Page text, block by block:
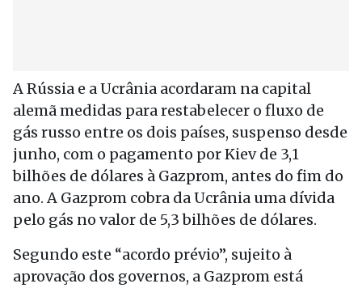
A Rússia e a Ucrânia acordaram na capital
alemã medidas para restabelecer o fluxo de
gás russo entre os dois países, suspenso desde
junho, com o pagamento por Kiev de 3,1
bilhões de dólares à Gazprom, antes do fim do
ano. A Gazprom cobra da Ucrânia uma dívida
pelo gás no valor de 5,3 bilhões de dólares.
Segundo este “acordo prévio”, sujeito à
aprovação dos governos, a Gazprom está